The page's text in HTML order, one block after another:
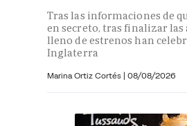
Tras las informaciones de
en secreto, tras finalizar
lleno de estrenos han
Inglaterra
Marina Ortiz Cortés | 08/08/2026